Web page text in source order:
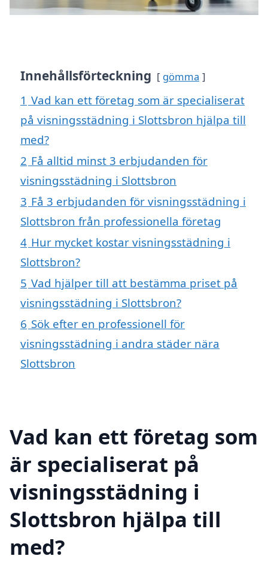
Innehållsförteckning gömma
1 Vad kan ett företag som är specialiserat
på visningsstädning i Slottsbron hjälpa till
med?
2 Få alltid minst 3 erbjudanden för
visningsstädning i Slottsbron
3 Få 3 erbjudanden för visningsstädning i
Slottsbron från professionella företag
4 Hur mycket kostar visningsstädning i
Slottsbron?
5 Vad hjälper till att bestämma priset på
visningsstädning i Slottsbron?
6 Sök efter en professionell för
visningsstädning i andra städer nära
Slottsbron
Vad kan ett företag som
är specialiserat på
visningsstädning i
Slottsbron hjälpa till
med?